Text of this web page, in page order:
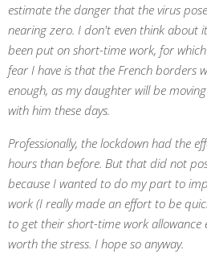
estimate the danger that the virus
nearing zero. I don't even think about
been put on short-time work, for
fear I have is that the French borders
enough, as my daughter will be
with him these days.
Professionally, the lockdown had the
hours than before. But that did not
because I wanted to do my part to
work (I really made an effort to be
to get their short-time work allowance
worth the stress. I hope so anyway.